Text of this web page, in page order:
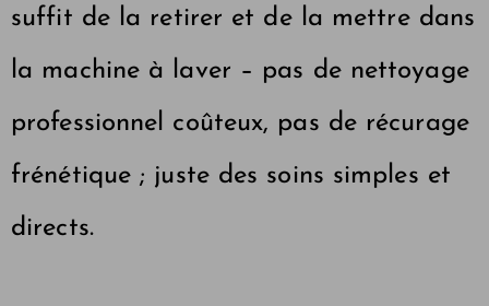
suffit de la retirer et de la mettre dans
la machine à laver – pas de nettoyage
professionnel coûteux, pas de récurage
frénétique ; juste des soins simples et
directs.